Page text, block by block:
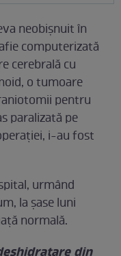
neobișnuit în
computerizată
cerebrală cu
o tumoare
pentru
paralizată pe
i-au fost
urmând
la șase luni
normală.